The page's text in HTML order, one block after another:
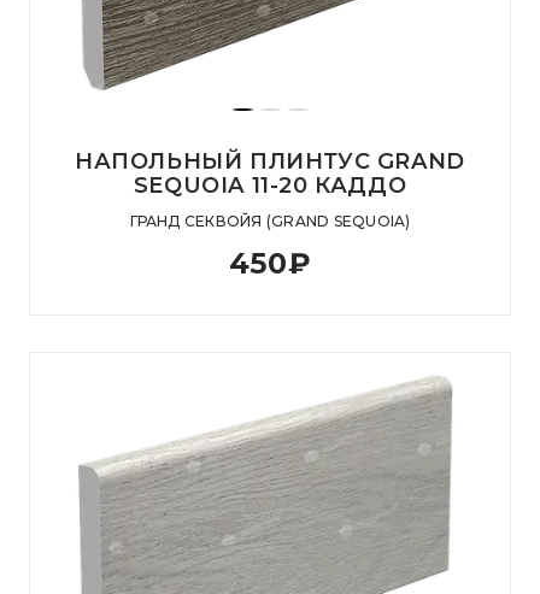
НАПОЛЬНЫЙ ПЛИНТУС GRAND
SEQUOIA 11-20 КАДДО
ГРАНД СЕКВОЙЯ (GRAND SEQUOIA)
450₽